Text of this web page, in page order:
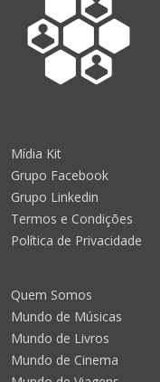
Mídia Kit
Grupo Facebook
Grupo Linkedin
Termos e Condições
Política de Privacidade
Quem Somos
Mundo de Músicas
Mundo de Livros
Mundo de Cinema